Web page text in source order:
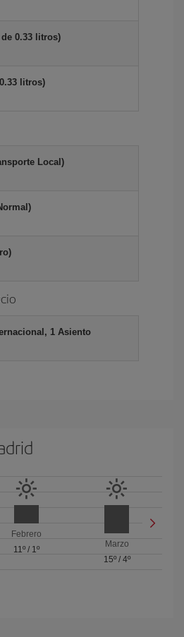
0.33 litros)
litros)
Local)
1 Asiento
Febrero
11º/ 1º
Marzo
15º/ 4º